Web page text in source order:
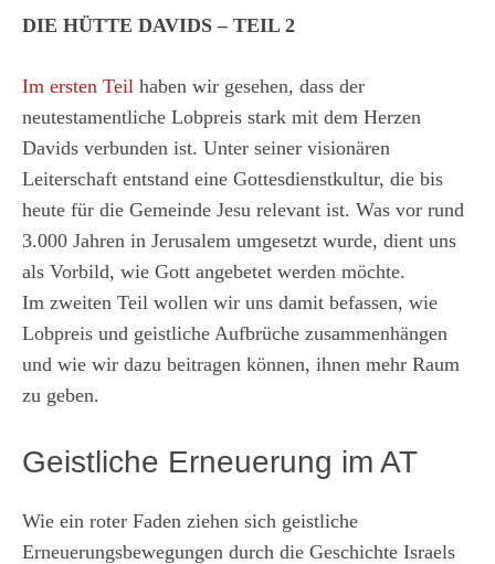
DIE HÜTTE DAVIDS – TEIL 2
Im ersten Teil haben wir gesehen, dass der
neutestamentliche Lobpreis stark mit dem Herzen
Davids verbunden ist. Unter seiner visionären
Leiterschaft entstand eine Gottesdienstkultur, die bis
heute für die Gemeinde Jesu relevant ist. Was vor rund
3.000 Jahren in Jerusalem umgesetzt wurde, dient uns
als Vorbild, wie Gott angebetet werden möchte.
Im zweiten Teil wollen wir uns damit befassen, wie
Lobpreis und geistliche Aufbrüche zusammenhängen
und wie wir dazu beitragen können, ihnen mehr Raum
zu geben.
Geistliche Erneuerung im AT
Wie ein roter Faden ziehen sich geistliche
Erneuerungsbewegungen durch die Geschichte Israels